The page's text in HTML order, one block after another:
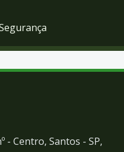
- Centro, Santos - SP,